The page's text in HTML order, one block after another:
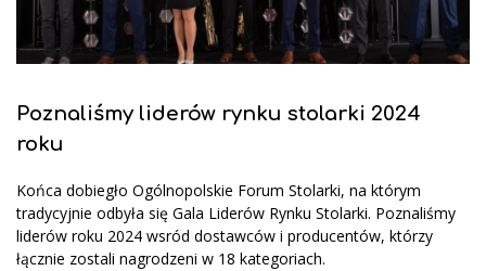
Poznaliśmy liderów rynku stolarki 2024
roku
Końca dobiegło Ogólnopolskie Forum Stolarki, na którym
tradycyjnie odbyła się Gala Liderów Rynku Stolarki. Poznaliśmy
liderów roku 2024 wsród dostawców i producentów, którzy
łącznie zostali nagrodzeni w 18 kategoriach.